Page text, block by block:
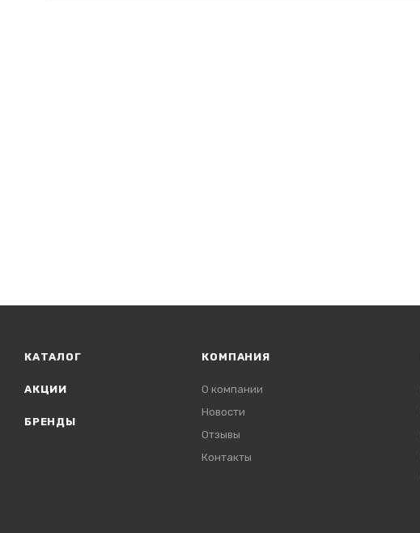
КАТАЛОГ
АКЦИИ
БРЕНДЫ
КОМПАНИЯ
О компании
Новости
Отзывы
Контакты